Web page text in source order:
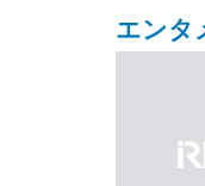
エンタ